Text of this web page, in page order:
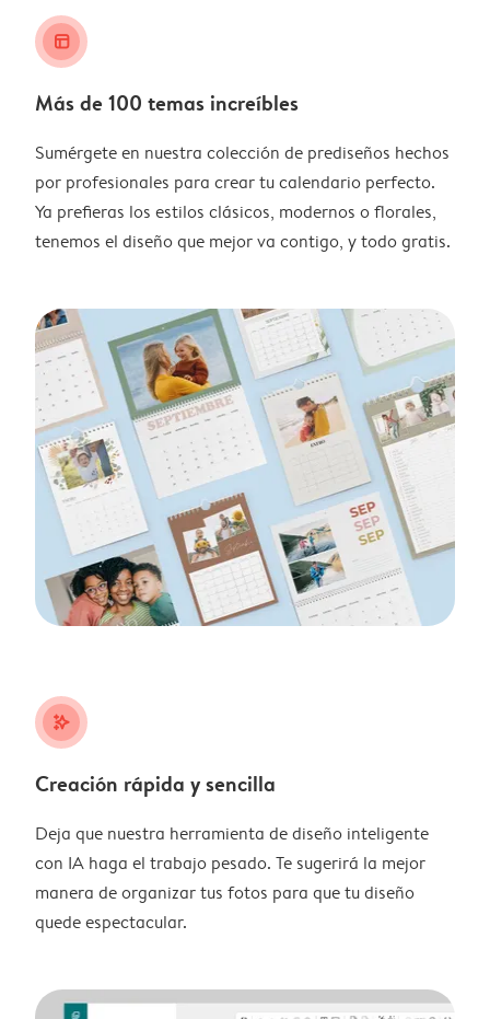
layout_alt
Más de 100 temas increíbles
Sumérgete en nuestra colección de prediseños hechos
por profesionales para crear tu calendario perfecto.
Ya prefieras los estilos clásicos, modernos o florales,
tenemos el diseño que mejor va contigo, y todo gratis.
stars_plus
Creación rápida y sencilla
Deja que nuestra herramienta de diseño inteligente
con IA haga el trabajo pesado. Te sugerirá la mejor
manera de organizar tus fotos para que tu diseño
quede espectacular.